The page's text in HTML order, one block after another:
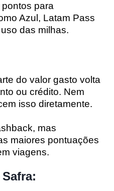
para
Azul, Latam Pass
das milhas.
do valor gasto volta
ou crédito. Nem
isso diretamente.
mas
maiores pontuações
viagens.